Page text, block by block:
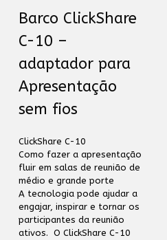
Barco ClickShare
C-10 –
adaptador para
Apresentação
sem fios
ClickShare C-10
Como fazer a apresentação
fluir em salas de reunião de
médio e grande porte
A tecnologia pode ajudar a
engajar, inspirar e tornar os
participantes da reunião
ativos. O ClickShare C-10